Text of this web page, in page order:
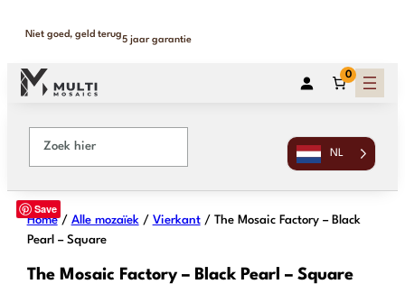
Binnen 1-2 werkdagen geleverd
365 dagen retour
0
NL
Save
Home/ Alle mozaïek/ Vierkant/ The Mosaic Factory – Black
Pearl – Square
The Mosaic Factory – Black Pearl – Square